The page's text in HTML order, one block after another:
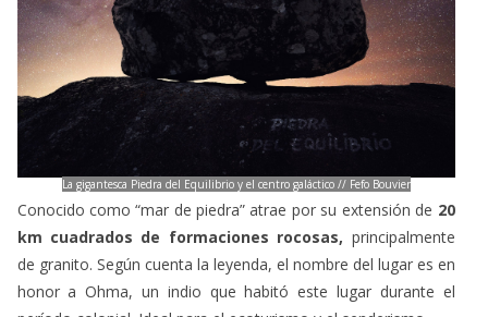
de granito. Según cuenta la leyenda, el nombre del lugar es en
honor a Ohma, un indio que habitó este lugar durante el
período colonial. Ideal para el ecoturismo y el senderismo.
Desde el punto panorámico —donde existe una cruz de 5
metros de altura— podrás observar con mucha facilidad las
Nubes de Magallanes, el arco galáctico y famosas
constelaciones como la Cruz del Sur, el Escorpión, Tauro y
Orión.
Apuesta por el turismo de estrellas
El astroturismo es una oportunidad para desarrollar el
turismo local, dada su importancia cultural, económica y